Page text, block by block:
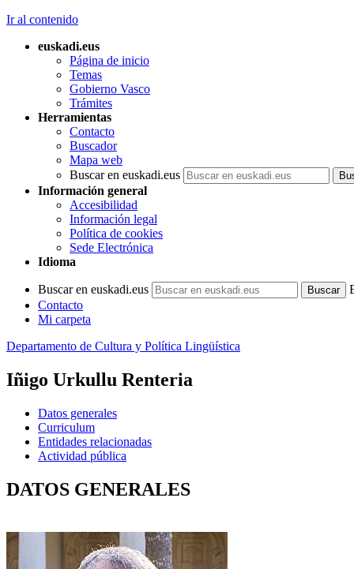
Ir al contenido
euskadi.eus
Página de inicio
Temas
Gobierno Vasco
Trámites
Herramientas
Contacto
Buscador
Mapa web
Buscar en euskadi.eus
Información general
Accesibilidad
Información legal
Política de cookies
Sede Electrónica
Idioma
Buscar en euskadi.eus
Contacto
Mi carpeta
Departamento de Cultura y Política Lingüística
Iñigo Urkullu Renteria
Datos generales
Curriculum
Entidades relacionadas
Actividad pública
DATOS GENERALES